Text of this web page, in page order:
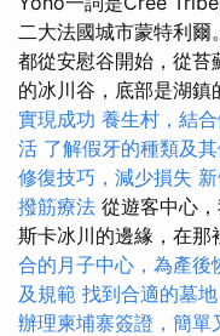
二大法國城市蒙特利爾
都從安慰谷開始，從
的冰川谷，底部是湖鎮
實現成功 養生村，結
活 了解假牙的種類及
修復技巧，減少損失
撥筋療法 從遊客中心
斯卡冰川的邊緣，在那
合的月子中心，為產後
及規範 找到合適的墓
辦理柬埔寨簽證，簡單